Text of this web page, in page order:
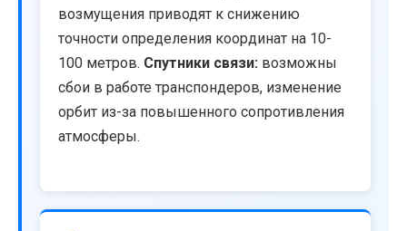
возмущения приводят к снижению
точности определения координат на 10-
100 метров. Спутники связи: возможны
сбои в работе транспондеров, изменение
орбит из-за повышенного сопротивления
атмосферы.